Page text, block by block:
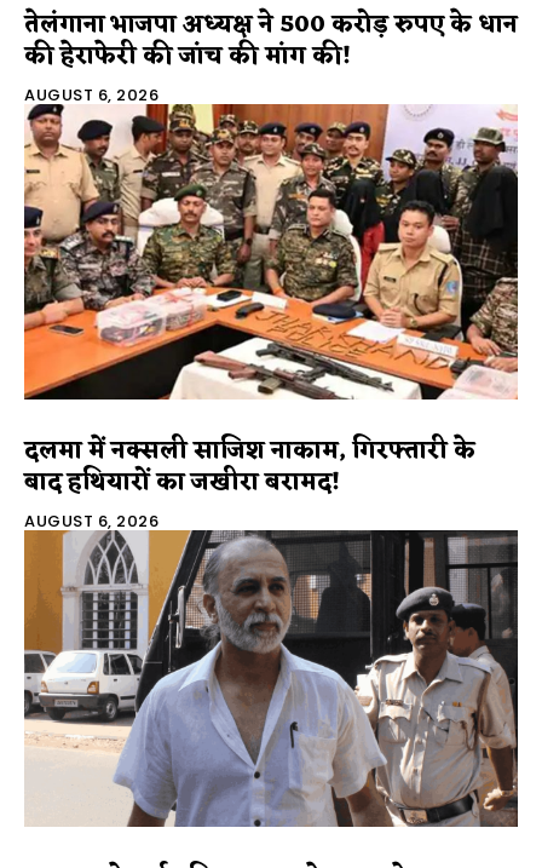
तेलंगाना भाजपा अध्यक्ष ने 500 करोड़ रुपए के धान
की हेराफेरी की जांच की मांग की!
AUGUST 6, 2026
दलमा में नक्सली साजिश नाकाम, गिरफ्तारी के
बाद हथियारों का जखीरा बरामद!
AUGUST 6, 2026